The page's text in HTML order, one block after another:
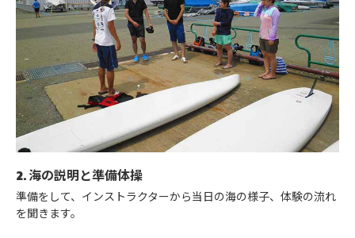
2. 海の説明と準備体操
準備をして、インストラクターから当日の海の様子、体験の流れ
を聞きます。